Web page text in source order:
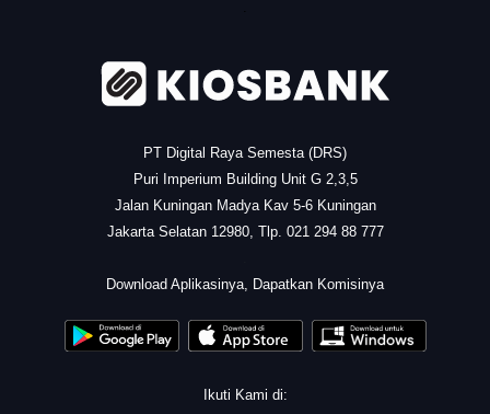
PT Digital Raya Semesta (DRS)
Puri Imperium Building Unit G 2,3,5
Jalan Kuningan Madya Kav 5-6 Kuningan
Jakarta Selatan 12980, Tlp. 021 294 88 777
Download Aplikasinya, Dapatkan Komisinya
Ikuti Kami di: